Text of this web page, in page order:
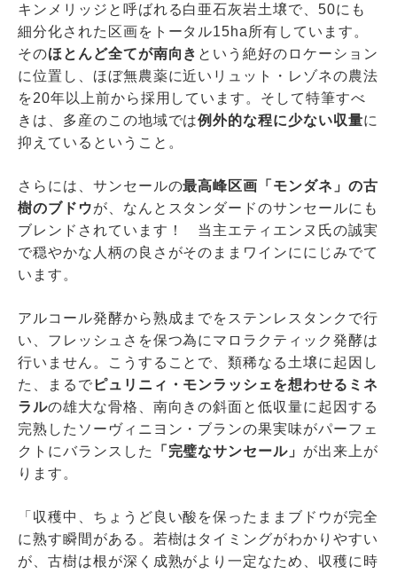
キンメリッジと呼ばれる白亜石灰岩土壌で、50にも
細分化された区画をトータル15ha所有しています。
そのほとんど全てが南向き という絶好のロケーション
に位置し、ほぼ無農薬に近いリュット・レゾネの農法
を20年以上前から採用しています。そして特筆すべ
きは、多産のこの地域では例外的な程に少ない収量に
抑えているということ。
さらには、サンセールの最高峰区画「モンダネ」の古
樹のブドウが、なんとスタンダードのサンセールにも
ブレンドされています！ 当主エティエンヌ氏の誠実
で穏やかな人柄の良さがそのままワインににじみでて
います。
アルコール発酵から熟成までをステンレスタンクで行
い、フレッシュさを保つ為にマロラクティック発酵は
行いません。こうすることで、類稀なる土壌に起因し
た、まるで ピュリニィ・モンラッシェを想わせるミネ
ラルの雄大な骨格、南向きの斜面と低収量に起因する
完熟したソーヴィニヨン・ブランの果実味がパーフェ
クトにバランスした
「完璧なサンセール」 が出来上が
ります。
「収穫中、ちょうど良い酸を保ったままブドウが完全
に熟す瞬間がある。若樹はタイミングがわかりやすい
が、古樹は根が深く成熟がより一定なため、収穫に時